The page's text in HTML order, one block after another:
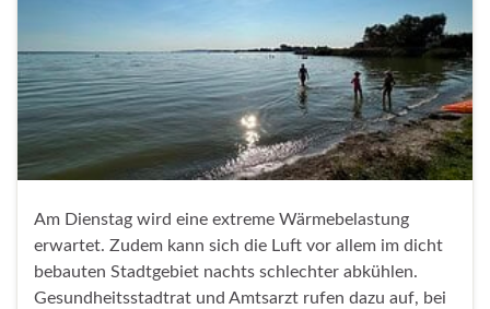
Am Dienstag wird eine extreme Wärmebelastung
erwartet. Zudem kann sich die Luft vor allem im dicht
bebauten Stadtgebiet nachts schlechter abkühlen.
Gesundheitsstadtrat und Amtsarzt rufen dazu auf, bei